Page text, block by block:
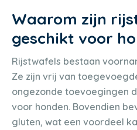
Waarom zijn
geschikt voor
Rijstwafels bestaan
Ze zijn vrij van
ongezonde toevoegingen
voor honden. Bovendien
gluten, wat een voordeel